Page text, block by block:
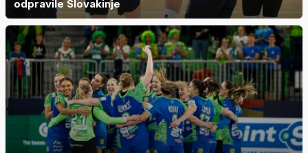
odpravile Slovakinje